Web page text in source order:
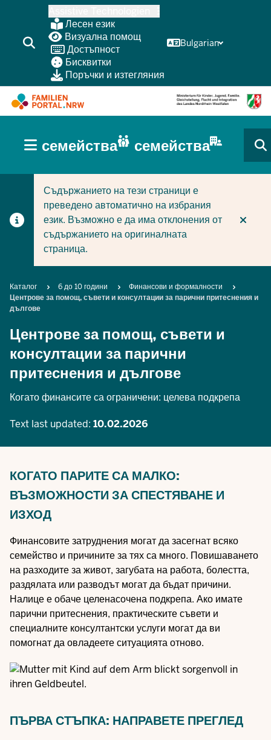
content
Лесен език
Визуална помощ
Достъпност
Бисквитки
Поръчки и изтегляния
Bulgarian
CURRENT SECTION ЗА СЕМЕЙСТВА
CURRENT SECTION ЗА ФИРМИ/ОБЩИНИ
(BÜRGERBEREICH
семейства семейства
Съдържанието на тези страници е
преведено автоматично на избрания
език. Възможно е да има отклонения от
съдържанието на оригиналната
страница.
Breadcrumb
Каталог 6 до 10 години
Финансови и формалности
Центрове за помощ, съвети и консултации за парични притеснения и
дългове
Центрове за помощ, съвети и
консултации за парични
притеснения и дългове
Когато финансите са ограничени: целева подкрепа
Text last updated: 10.02.2026
КОГАТО ПАРИТЕ СА МАЛКО:
ВЪЗМОЖНОСТИ ЗА СПЕСТЯВАНЕ И
ИЗХОД
Финансовите затруднения могат да засегнат всяко
семейство и причините за тях са много. Повишаването
на разходите за живот, загубата на работа, болестта,
раздялата или разводът могат да бъдат причини.
Налице е обаче целенасочена подкрепа. Ако имате
парични притеснения, практическите съвети и
специалните консултантски услуги могат да ви
помогнат да овладеете ситуацията отново.
ПЪРВА СТЪПКА: НАПРАВЕТЕ ПРЕГЛЕД